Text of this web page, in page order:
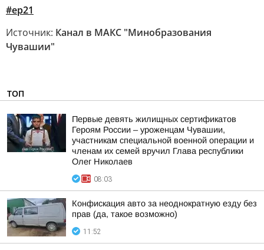
#ер21
Источник: Канал в МАКС "Минобразования
Чувашии"
ТОП
Первые девять жилищных сертификатов
Героям России – уроженцам Чувашии,
участникам специальной военной операции и
членам их семей вручил Глава республики
Олег Николаев
08:03
Конфискация авто за неоднократную езду без
прав (да, такое возможно)
11:52